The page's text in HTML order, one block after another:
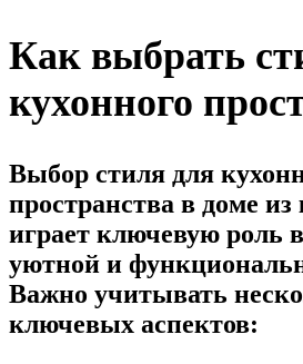
Как выбрать
кухонного
Выбор стиля для
пространства в доме из
играет ключевую роль
уютной и
Важно учитывать
ключевых аспектов: